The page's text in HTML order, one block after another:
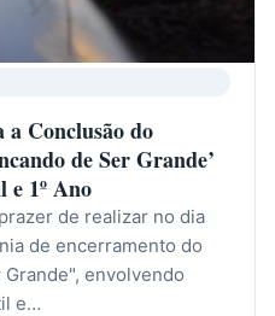
a Conclusão do
de Ser Grande’
e 1º Ano
de realizar no dia
de encerramento do
envolvendo
e…